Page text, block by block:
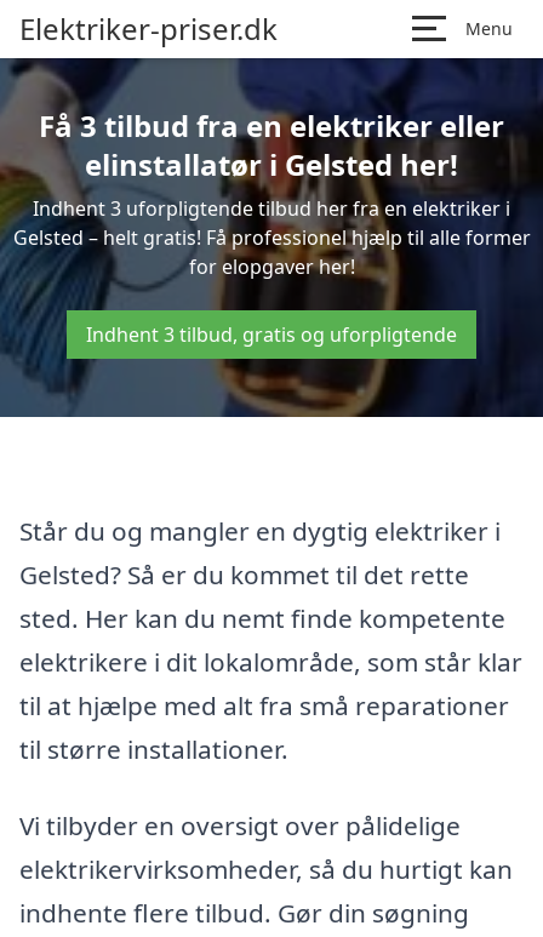
Elektriker-priser.dk Menu
Få 3 tilbud fra en elektriker eller
elinstallatør i Gelsted her!
Indhent 3 uforpligtende tilbud her fra en elektriker i
Gelsted – helt gratis! Få professionel hjælp til alle former
for elopgaver her!
Indhent 3 tilbud, gratis og uforpligtende
Står du og mangler en dygtig elektriker i
Gelsted? Så er du kommet til det rette
sted. Her kan du nemt finde kompetente
elektrikere i dit lokalområde, som står klar
til at hjælpe med alt fra små reparationer
til større installationer.
Vi tilbyder en oversigt over pålidelige
elektrikervirksomheder, så du hurtigt kan
indhente flere tilbud. Gør din søgning